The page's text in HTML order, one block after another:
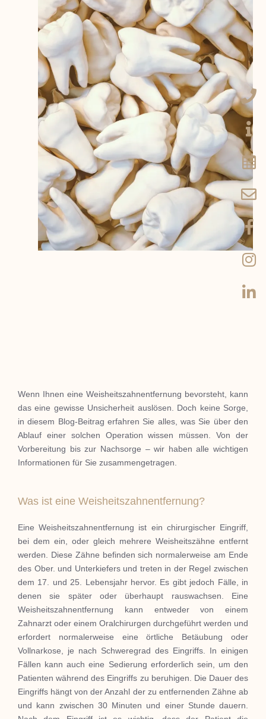
Wenn Ihnen eine Weisheitszahnentfernung bevorsteht, kann
das eine gewisse Unsicherheit auslösen. Doch keine Sorge,
in diesem Blog-Beitrag erfahren Sie alles, was Sie über den
Ablauf einer solchen Operation wissen müssen. Von der
Vorbereitung bis zur Nachsorge – wir haben alle wichtigen
Informationen für Sie zusammengetragen.
Was ist eine Weisheitszahnentfernung?
Eine Weisheitszahnentfernung ist ein chirurgischer Eingriff,
bei dem ein, oder gleich mehrere Weisheitszähne entfernt
werden. Diese Zähne befinden sich normalerweise am Ende
des Ober. und Unterkiefers und treten in der Regel zwischen
dem 17. und 25. Lebensjahr hervor. Es gibt jedoch Fälle, in
denen sie später oder überhaupt rauswachsen. Eine
Weisheitszahnentfernung kann entweder von einem
Zahnarzt oder einem Oralchirurgen durchgeführt werden und
erfordert normalerweise eine örtliche Betäubung oder
Vollnarkose, je nach Schweregrad des Eingriffs. In einigen
Fällen kann auch eine Sedierung erforderlich sein, um den
Patienten während des Eingriffs zu beruhigen. Die Dauer des
Eingriffs hängt von der Anzahl der zu entfernenden Zähne ab
und kann zwischen 30 Minuten und einer Stunde dauern.